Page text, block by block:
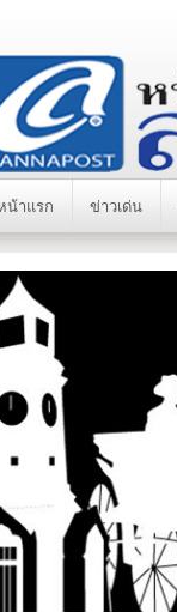
น้าแรก ข่าวเด่น